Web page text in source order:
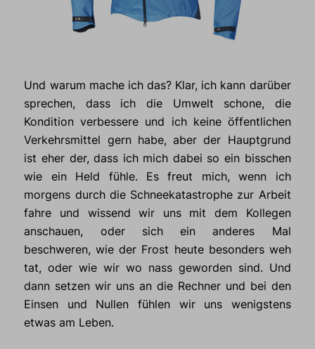
Und warum mache ich das? Klar, ich kann darüber
sprechen, dass ich die Umwelt schone, die
Kondition verbessere und ich keine öffentlichen
Verkehrsmittel gern habe, aber der Hauptgrund
ist eher der, dass ich mich dabei so ein bisschen
wie ein Held fühle. Es freut mich, wenn ich
morgens durch die Schneekatastrophe zur Arbeit
fahre und wissend wir uns mit dem Kollegen
anschauen, oder sich ein anderes Mal
beschweren, wie der Frost heute besonders weh
tat, oder wie wir wo nass geworden sind. Und
dann setzen wir uns an die Rechner und bei den
Einsen und Nullen fühlen wir uns wenigstens
etwas am Leben.